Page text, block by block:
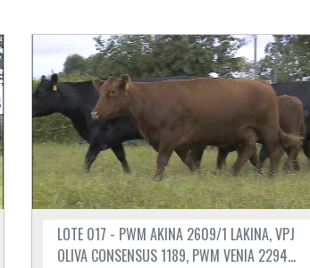
LOTE 017 - PWM AKINA 2609/1 LAKINA, VPJ
OLIVA CONSENSUS 1189, PWM VENIA 2294